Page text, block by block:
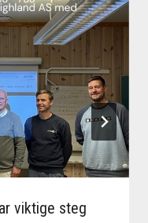
viktige steg